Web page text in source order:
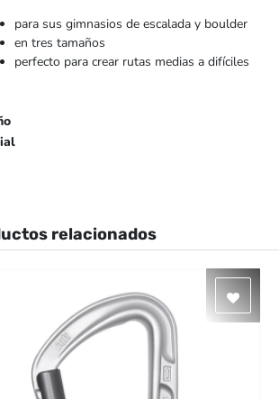
para sus gimnasios de escalada y boulder
en tres tamaños
perfecto para crear rutas medias a difíciles
relacionados